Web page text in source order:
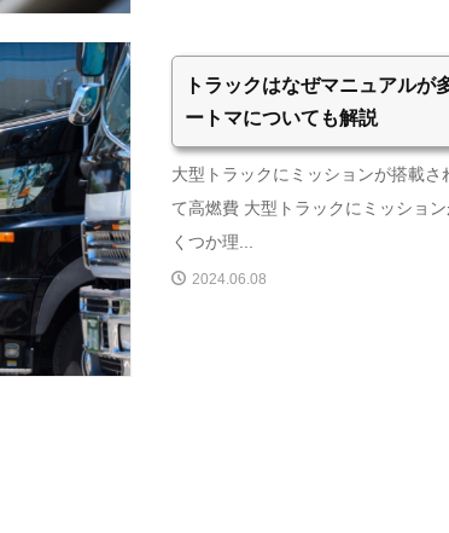
トラックはなぜマニュアルが
ートマについても解説
大型トラックにミッションが搭載
て高燃費 大型トラックにミッショ
くつか理...
2024.06.08